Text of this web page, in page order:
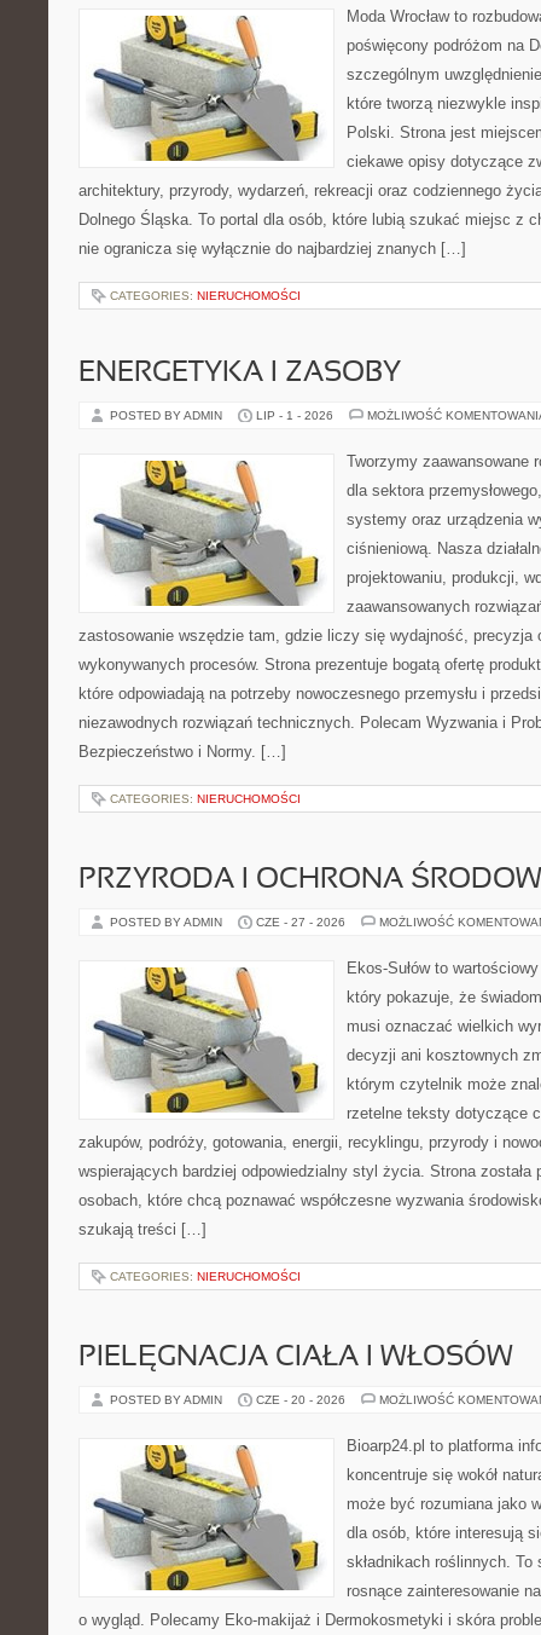
Moda Wrocław to
poświęcony podróżom na
szczególnym
które tworzą niezwykle
Polski. Strona jest
ciekawe opisy dotyczące
architektury, przyrody, wydarzeń, rekreacji oraz codziennego
Dolnego Śląska. To portal dla osób, które lubią szukać miejsc z
nie ogranicza się wyłącznie do najbardziej znanych […]
CATEGORIES: NIERUCHOMOŚCI
ENERGETYKA I ZASOBY
POSTED BY ADMIN LIP - 1 - 2026 MOŻLIWOŚĆ
Tworzymy zaawansowane
dla sektora
systemy oraz urządzenia
ciśnieniową. Nasza
projektowaniu, produkcji,
zaawansowanych
zastosowanie wszędzie tam, gdzie liczy się wydajność, precyzja
wykonywanych procesów. Strona prezentuje bogatą ofertę
które odpowiadają na potrzeby nowoczesnego przemysłu i
niezawodnych rozwiązań technicznych. Polecam Wyzwania i
Bezpieczeństwo i Normy. […]
CATEGORIES: NIERUCHOMOŚCI
PRZYRODA I OCHRONA
POSTED BY ADMIN CZE - 27 - 2026 MOŻLIWOŚĆ
Ekos-Sułów to
który pokazuje, że
musi oznaczać wielkich
decyzji ani kosztownych
którym czytelnik może
rzetelne teksty dotyczące
zakupów, podróży, gotowania, energii, recyklingu, przyrody i
wspierających bardziej odpowiedzialny styl życia. Strona została
osobach, które chcą poznawać współczesne wyzwania
szukają treści […]
CATEGORIES: NIERUCHOMOŚCI
PIELĘGNACJA CIAŁA I WŁOSÓW
POSTED BY ADMIN CZE - 20 - 2026 MOŻLIWOŚĆ
Bioarp24.pl to platforma
koncentruje się wokół
może być rozumiana jako
dla osób, które interesują
składnikach roślinnych.
rosnące zainteresowanie
o wygląd. Polecamy Eko-makijaż i Dermokosmetyki i skóra